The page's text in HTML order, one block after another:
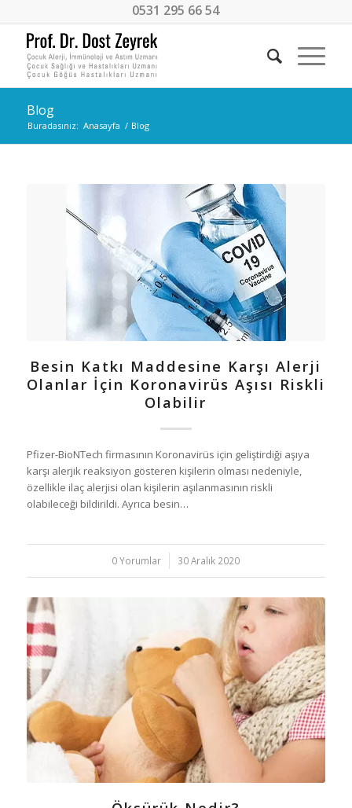
0531 295 66 54
Blog
Buradasınız: Anasayfa / Blog
Besin Katkı Maddesine Karşı Alerji
Olanlar İçin Koronavirüs Aşısı Riskli
Olabilir
Pfizer-BioNTech firmasının Koronavirüs için geliştirdiği aşıya
karşı alerjik reaksiyon gösteren kişilerin olması nedeniyle,
özellikle ilaç alerjisi olan kişilerin aşılanmasının riskli
olabileceği bildirildi. Ayrıca besin…
0 Yorumlar
/ 30 Aralık 2020